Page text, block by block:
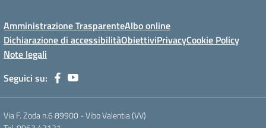
Amministrazione TrasparenteAlbo online
Dichiarazione di accessibilitàObiettiviPrivacyCookie Policy
Note legali
Seguici su:
Via F. Zoda n.6 89900 - Vibo Valentia (VV)